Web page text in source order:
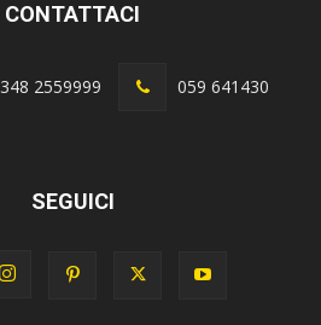
CONTATTACI
348 2559999 059 641430
SEGUICI